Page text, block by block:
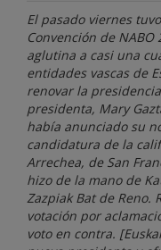
El pasado viernes
Convención de
aglutina a casi una
entidades vascas de
renovar la
presidenta, Mary
había anunciado su
candidatura de la
Arrechea, de San
hizo de la mano de
Zazpiak Bat de Reno.
votación por
voto en contra.